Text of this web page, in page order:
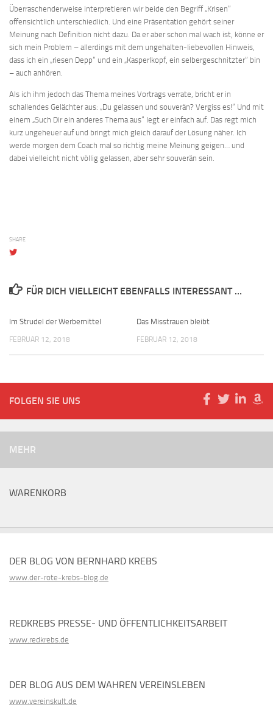
Überraschenderweise interpretieren wir beide den Begriff „Krisen“
offensichtlich unterschiedlich. Und eine Präsentation gehört seiner
Meinung nach Definition nicht dazu. Da er aber schon mal wach ist, könne er
sich mein Problem – allerdings mit dem ungehalten-liebevollen Hinweis,
dass ich ein „riesen Depp“ und ein „Kasperlkopf, ein selbergeschnitzter“ bin
– auch anhören.
Als ich ihm jedoch das Thema meines Vortrags verrate, bricht er in
schallendes Gelächter aus: „Du gelassen und souverän? Vergiss es!“ Und mit
einem „Such Dir ein anderes Thema aus“ legt er einfach auf. Das regt mich
kurz ungeheuer auf und bringt mich gleich darauf der Lösung näher. Ich
werde morgen dem Coach mal so richtig meine Meinung geigen… und
dabei vielleicht nicht völlig gelassen, aber sehr souverän sein.
SHARE
FÜR DICH VIELLEICHT EBENFALLS INTERESSANT …
Im Strudel der Werbemittel
FEBRUAR 12, 2018
Das Misstrauen bleibt
FEBRUAR 12, 2018
FOLGEN SIE UNS
MEHR
WARENKORB
DER BLOG VON BERNHARD KREBS
www.der-rote-krebs-blog.de
REDKREBS PRESSE- UND ÖFFENTLICHKEITSARBEIT
www.redkrebs.de
DER BLOG AUS DEM WAHREN VEREINSLEBEN
www.vereinskult.de